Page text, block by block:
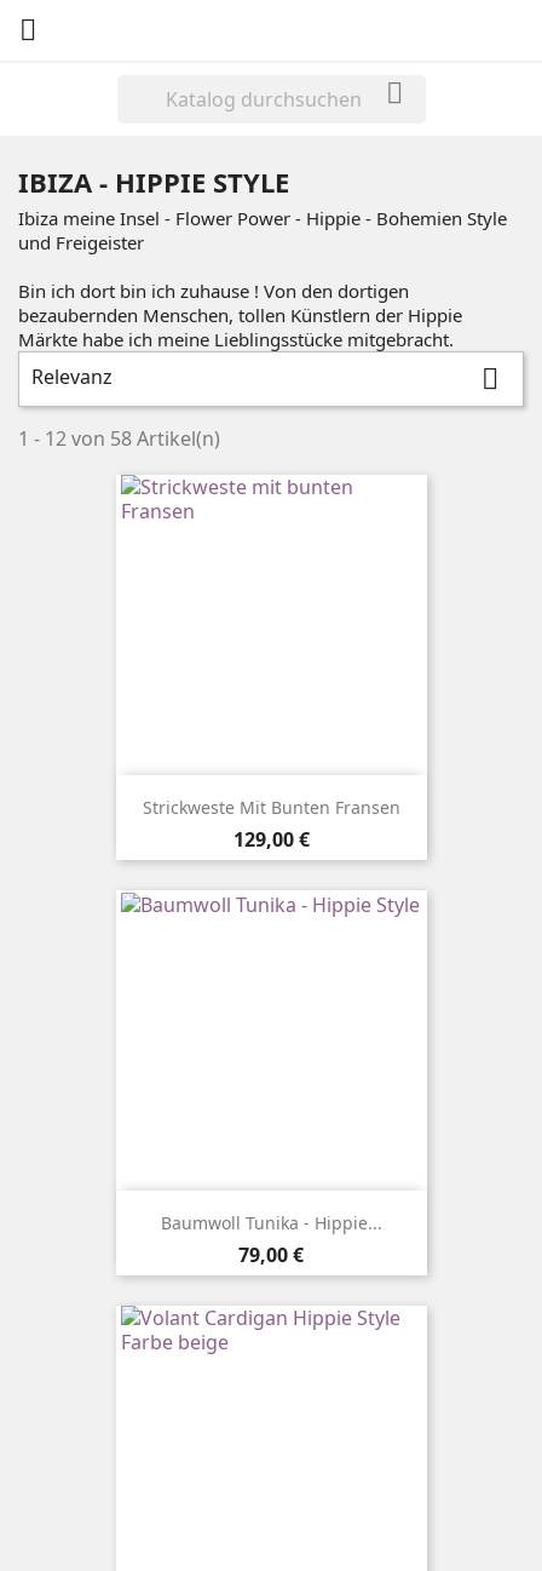


IBIZA - HIPPIE STYLE
Ibiza meine Insel - Flower Power - Hippie - Bohemien Style
und Freigeister
Bin ich dort bin ich zuhause ! Von den dortigen
bezaubernden Menschen, tollen Künstlern der Hippie
Märkte habe ich meine Lieblingsstücke mitgebracht.
Relevanz 
1 - 12 von 58 Artikel(n)
Strickweste Mit Bunten Fransen
Preis
129,00 €
Baumwoll Tunika - Hippie...
Preis
79,00 €